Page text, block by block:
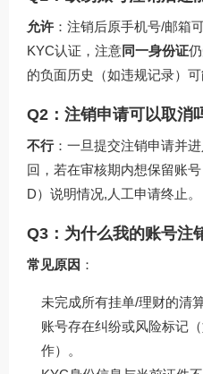
允许 ：注销后原手机号/邮箱
KYC认证，注意同一身份证
的负面历史（如违规记录）可
Q2：注销申请可以取消
不行：一旦提交注销申请并
回，若在审核期内想保留账
D）说明情况,人工申请终止。
Q3：为什么我的账号注
常见原因 ：
未完成所有挂单/理财的清算
账号存在纠纷或风险标记
作）。